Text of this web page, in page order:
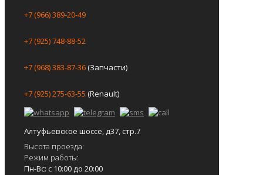
+7 (966) 389-20-49
+7 (925) 748-88-52
+7 (968) 383-87-36(Запчасти)
+7 (925) 275-63-55 (Renault)
Алтуфьевское шоссе, д37, стр.7
Высота проезда:
Режим работы:
Пн-Вс: с 10:00 до 20:00